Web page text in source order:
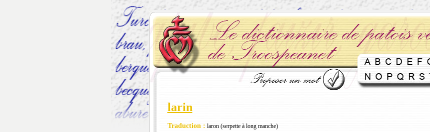
larin
Traduction : laron (serpette à long manche)